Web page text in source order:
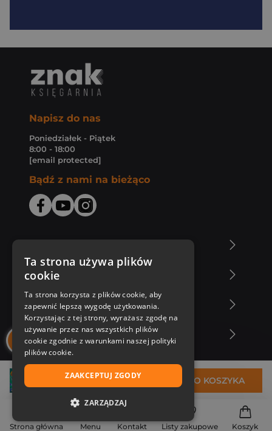
Strona główna Menu Kontakt Listy zakupowe Koszyk
23,99 zł DO KOSZYKA
Napisz do nas
Poniedziałek - Piątek
8:00 - 18:00
[email protected]
Bądź z nami na bieżąco
Zakupy u nas
Nasza oferta
Nasi autorzy
Ta strona używa plików
cookie
Ta strona korzysta z plików cookie, aby
zapewnić lepszą wygodę użytkowania.
Korzystając z tej strony, wyrażasz zgodę na
używanie przez nas wszystkich plików
cookie zgodnie z warunkami naszej polityki
plików cookie.
ZAAKCEPTUJ ZGODY
ZARZĄDZAJ
NIEZBĘDNE